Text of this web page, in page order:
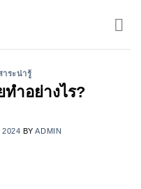
าระน่ารู้
ำอย่างไร?
BYADMIN